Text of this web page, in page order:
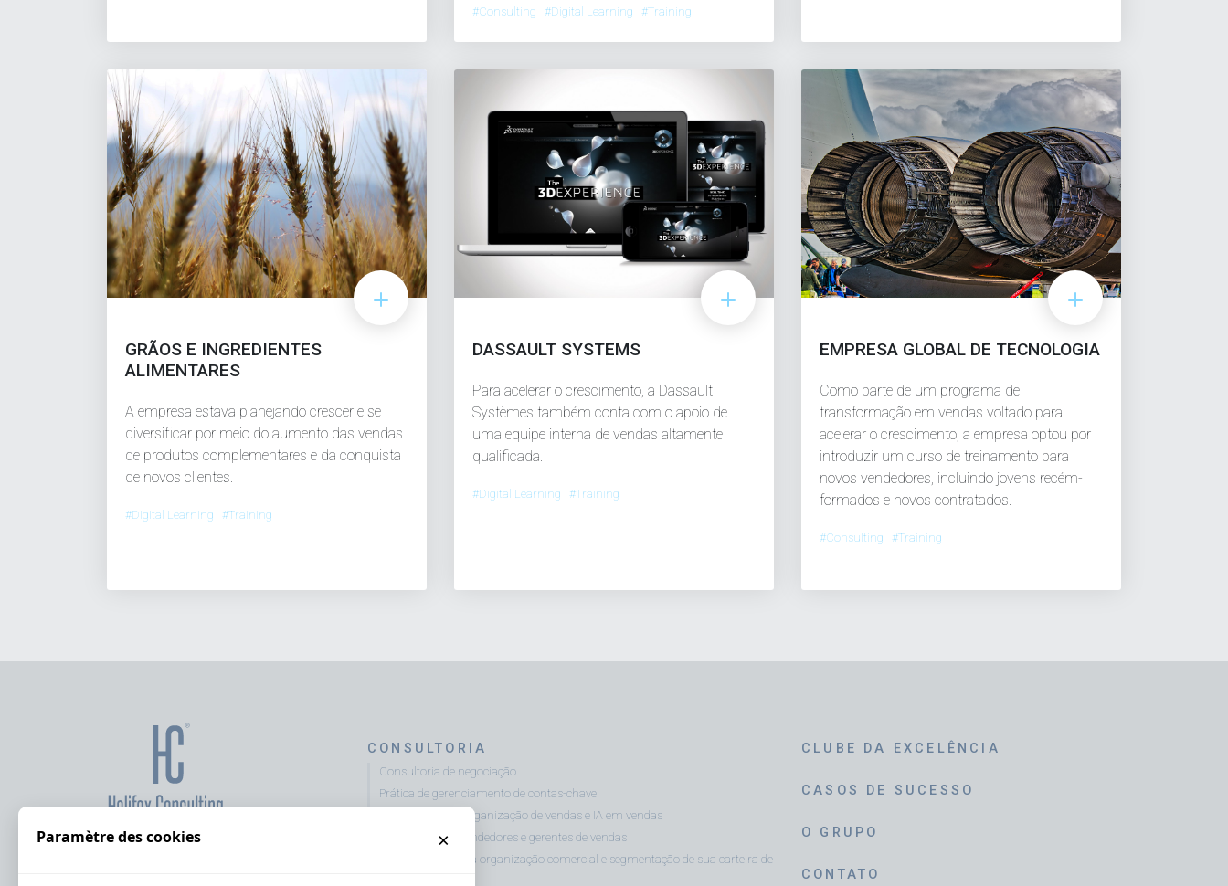
#Consulting #Digital Learning #Training
GRÃOS E INGREDIENTES
ALIMENTARES
A empresa estava planejando crescer e se
diversificar por meio do aumento das vendas
de produtos complementares e da conquista
de novos clientes.
#Digital Learning #Training
DASSAULT SYSTEMS
Para acelerar o crescimento, a Dassault
Systèmes também conta com o apoio de
uma equipe interna de vendas altamente
qualificada.
#Digital Learning #Training
EMPRESA GLOBAL DE TECNOLOGIA
Como parte de um programa de
transformação em vendas voltado para
acelerar o crescimento, a empresa optou por
introduzir um curso de treinamento para
novos vendedores, incluindo jovens recém-
formados e novos contratados.
#Consulting #Training
CONSULTORIA
Consultoria de negociação
Prática de gerenciamento de contas-chave
Consultoria em organização de vendas e IA em vendas
Assessment de vendedores e gerentes de vendas
Diagnóstico de sua organização comercial e segmentação de sua carteira de
CLUBE DA EXCELÊNCIA
CASOS DE SUCESSO
O GRUPO
CONTATO
Paramètre des cookies ×